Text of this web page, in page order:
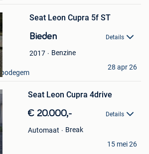
Seat Leon Cupra 5f ST
Bieden Details
2017
Benzine
28 apr 26
Seat Leon Cupra 4drive
€ 20.000,- Details
Automaat
Break
15 mei 26